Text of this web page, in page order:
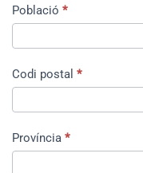
Població *
Codi postal *
Província *